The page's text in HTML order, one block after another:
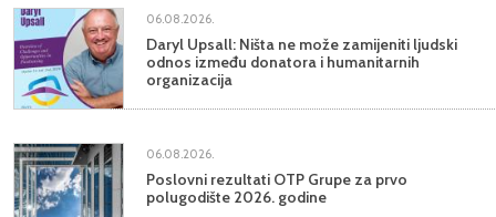
06.08.2026.
Daryl Upsall: Ništa ne može zamijeniti ljudski
odnos između donatora i humanitarnih
organizacija
06.08.2026.
Poslovni rezultati OTP Grupe za prvo
polugodište 2026. godine